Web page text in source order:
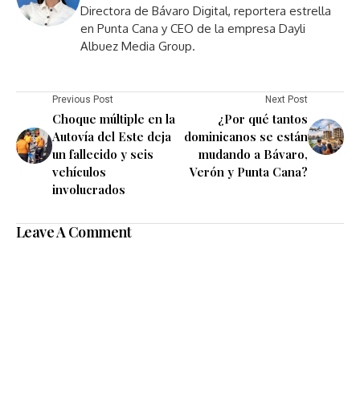
Directora de Bávaro Digital, reportera estrella
en Punta Cana y CEO de la empresa Dayli
Albuez Media Group.
Previous Post
Choque múltiple en la
Autovía del Este deja
un fallecido y seis
vehículos
involucrados
Next Post
¿Por qué tantos
dominicanos se están
mudando a Bávaro,
Verón y Punta Cana?
Leave A Comment